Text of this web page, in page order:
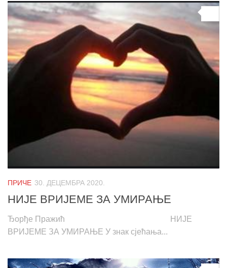
ПРИЧЕ 30. ДЕЦЕМБРА 2020.
НИЈЕ ВРИЈЕМЕ ЗА УМИРАЊЕ
Ђорђе Пражић НИЈЕ
ВРИЈЕМЕ ЗА УМИРАЊЕ У знак сјећања...